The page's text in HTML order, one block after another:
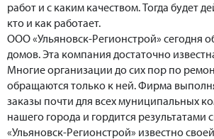
работ и с каким качеством. Тогда будет
кто и как работает.
ООО «Ульяновск-Регионстрой» сегодня
домов. Эта компания достаточно
Многие организации до сих пор по
обращаются только к ней. Фирма
заказы почти для всех муниципальных
нашего города и гордится
«Ульяновск-Регионстрой» известно